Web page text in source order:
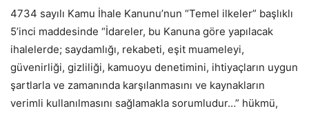
4734 sayılı Kamu İhale Kanunu’nun “Temel ilkeler” başlıklı
5’inci maddesinde “İdareler, bu Kanuna göre yapılacak
ihalelerde; saydamlığı, rekabeti, eşit muameleyi,
güvenirliği, gizliliği, kamuoyu denetimini, ihtiyaçların uygun
şartlarla ve zamanında karşılanmasını ve kaynakların
verimli kullanılmasını sağlamakla sorumludur…” hükmü,